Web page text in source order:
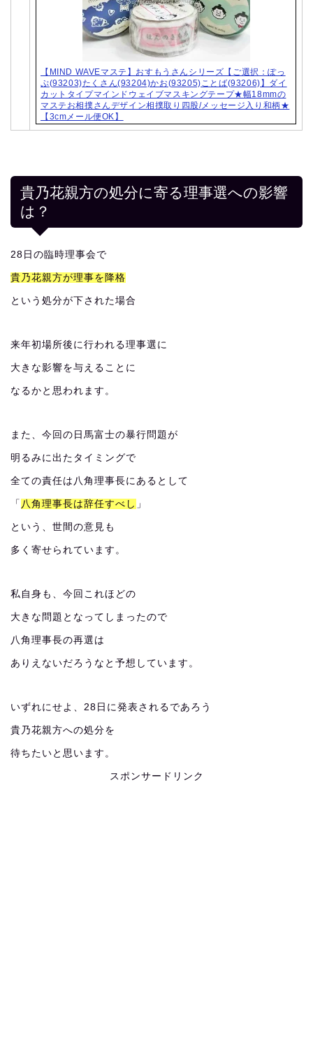
【MIND WAVEマステ】おすもうさんシリーズ【ご選択：ぽっ
ぷ(93203)たくさん(93204)かお(93205)ことば(93206)】ダイ
カットタイプマインドウェイブマスキングテープ★幅18mmの
マステお相撲さんデザイン相撲取り四股/メッセージ入り和柄★
【3cmメール便OK】
貴乃花親方の処分に寄る理事選への影響
は？
28日の臨時理事会で
貴乃花親方が理事を降格
という処分が下された場合
来年初場所後に行われる理事選に
大きな影響を与えることに
なるかと思われます。
また、今回の日馬富士の暴行問題が
明るみに出たタイミングで
全ての責任は八角理事長にあるとして
「 八角理事長は辞任すべし 」
という、世間の意見も
多く寄せられています。
私自身も、今回これほどの
大きな問題となってしまったので
八角理事長の再選は
ありえないだろうなと予想しています。
いずれにせよ、28日に発表されるであろう
貴乃花親方への処分を
待ちたいと思います。
スポンサードリンク